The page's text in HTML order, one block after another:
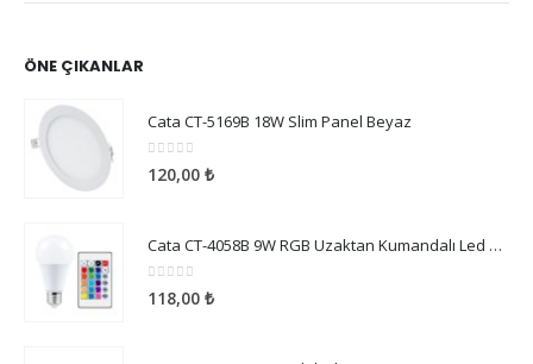
ÖNE ÇIKANLAR
Cata CT-5169B 18W Slim Panel Beyaz
0 5 üzerinden
120,00 ₺
Cata CT-4058B 9W RGB Uzaktan Kumandalı Led Ampul Beyaz Işık
0 5 üzerinden
118,00 ₺